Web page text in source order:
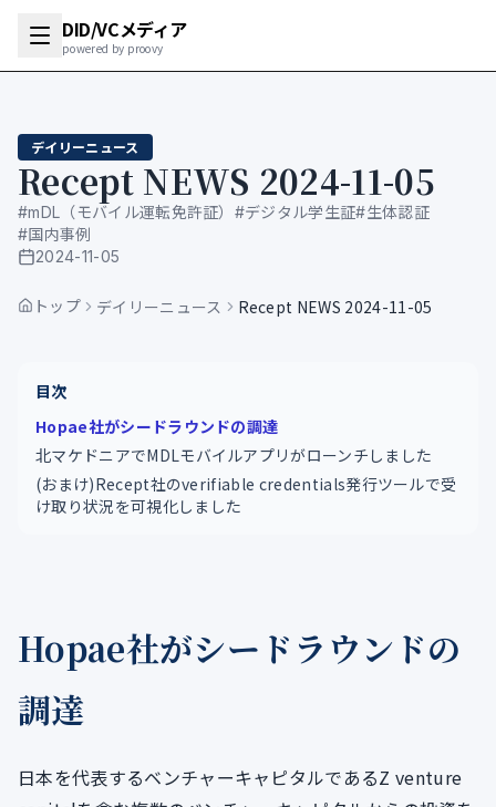
DID/VCメディア
powered by proovy
デイリーニュース
Recept NEWS 2024-11-05
#mDL（モバイル運転免許証） #デジタル学生証#生体認証
#国内事例
公開日
2024-11-05
トップ デイリーニュース Recept NEWS 2024-11-05
目次
Hopae社がシードラウンドの調達
北マケドニアでMDLモバイルアプリがローンチしました
(おまけ)Recept社のverifiable credentials発行ツールで受
け取り状況を可視化しました
Hopae社がシードラウンドの
調達
日本を代表するベンチャーキャピタルであるZ venture